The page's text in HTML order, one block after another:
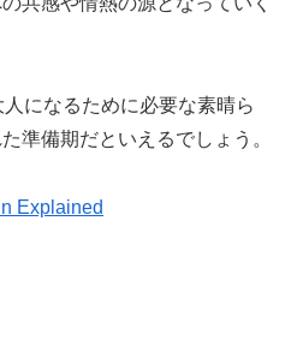
になるために必要な素晴ら
準備期だといえるでしょう。
Explained